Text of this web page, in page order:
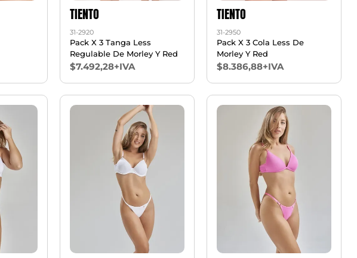
TIENTO
31-2920
Pack X 3 Tanga Less
Regulable De Morley Y Red
$7.492,28+IVA
TIENTO
31-2950
Pack X 3 Cola Less De
Morley Y Red
$8.386,88+IVA